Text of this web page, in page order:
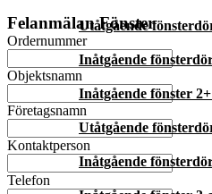
Utåtgående
Inåtgående
Inåtgående fönster
Utåtgående
Inåtgående
Felanmälan Fönster
Ordernummer
Objektsnamn
Företagsnamn
Kontaktperson
Telefon